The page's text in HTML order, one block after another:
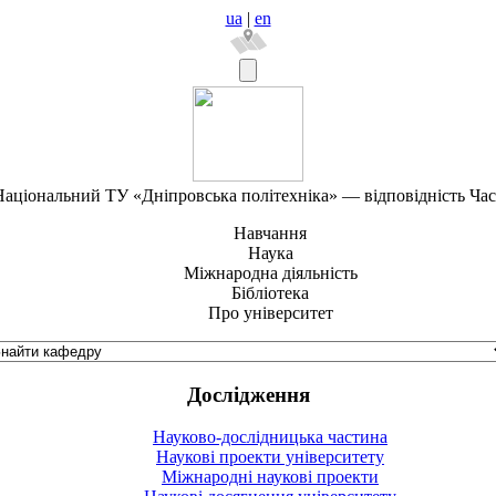
ua | en
ТУ «Дніпровська політехніка» — відповідність
Навчання
Наука
Міжнародна діяльність
Бібліотека
Про університет
Дослідження
Науково-дослідницька частина
Наукові проекти університету
Міжнародні наукові проекти